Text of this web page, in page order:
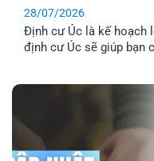
28/07/2026
Định cư Úc là kế hoạch
định cư Úc sẽ giúp bạn